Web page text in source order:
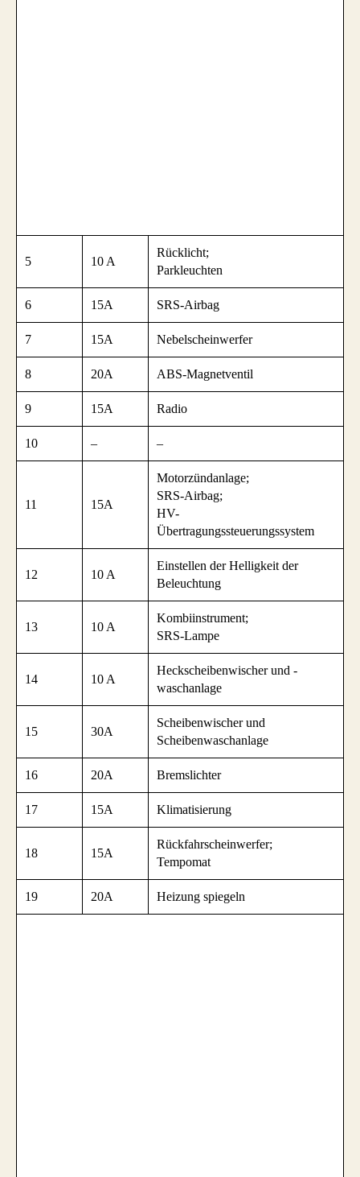
5 10 A
Rücklicht;
Parkleuchten
6 15A SRS-Airbag
7 15A Nebelscheinwerfer
8 20A ABS-Magnetventil
9 15A Radio
10 – –
11 15A
Motorzündanlage;
SRS-Airbag;
HV-
Übertragungssteuerungssystem
12 10 A
Einstellen der Helligkeit der
Beleuchtung
13 10 A
Kombiinstrument;
SRS-Lampe
14 10 A
Heckscheibenwischer und -
waschanlage
15 30A
Scheibenwischer und
Scheibenwaschanlage
16 20A Bremslichter
17 15A Klimatisierung
18 15A
Rückfahrscheinwerfer;
Tempomat
19 20A Heizung spiegeln